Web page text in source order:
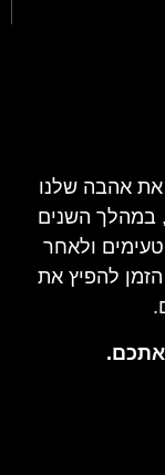
אהבה שלנו
במהלך השנים
טעימים ולאחר
להפיץ את
אתכם.